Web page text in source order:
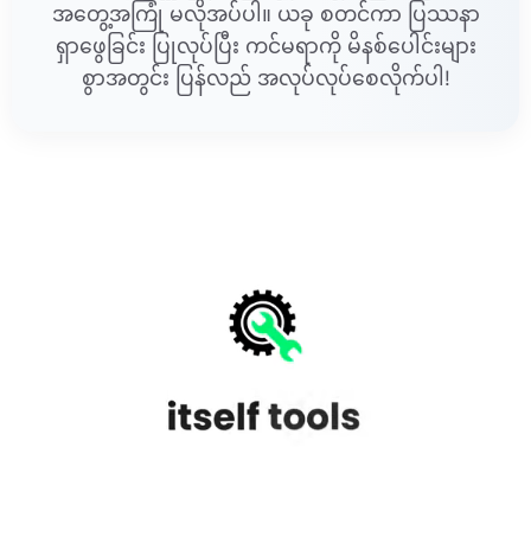
အတွေ့အကြုံ မလိုအပ်ပါ။ ယခု စတင်ကာ ပြဿနာ
ရှာဖွေခြင်း ပြုလုပ်ပြီး ကင်မရာကို မိနစ်ပေါင်းများ
စွာအတွင်း ပြန်လည် အလုပ်လုပ်စေလိုက်ပါ!